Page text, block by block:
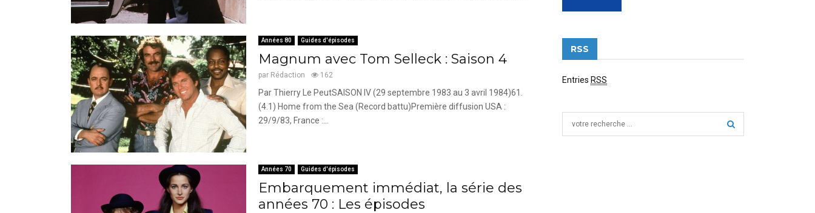
Années 80 Guides d'épisodes
Magnum avec Tom Selleck : Saison 4
par Rédaction 162
Par Thierry Le PeutSAISON IV (29 septembre 1983 au 3 avril 1984)61.
(4.1) Home from the Sea (Record battu)Première diffusion USA :
29/9/83, France :...
Années 70 Guides d'épisodes
Embarquement immédiat, la série des
années 70 : Les épisodes
RSS
Entries RSS